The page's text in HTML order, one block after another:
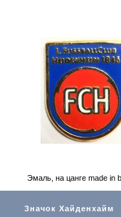
Эмаль, на цанге made in
Значок Хайденхайм